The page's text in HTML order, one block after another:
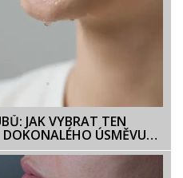
JAK VYBRAT TEN
ÚSMĚVU